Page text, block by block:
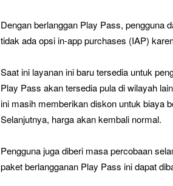
Dengan berlanggan Play Pass, pengguna
tidak ada opsi in-app purchases (IAP)
Saat ini layanan ini baru tersedia untuk
Play Pass akan tersedia pula di wilayah
ini masih memberikan diskon untuk biaya
Selanjutnya, harga akan kembali normal.
Pengguna juga diberi masa percobaan
paket berlangganan Play Pass ini dapat